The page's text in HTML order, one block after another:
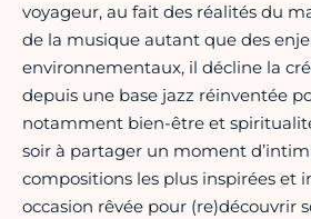
voyageur, au fait des réalités du
de la musique autant que des
environnementaux, il décline la
depuis une base jazz réinventée
notamment bien-être et
soir à partager un moment
compositions les plus inspirées et
occasion rêvée pour (re)découvrir